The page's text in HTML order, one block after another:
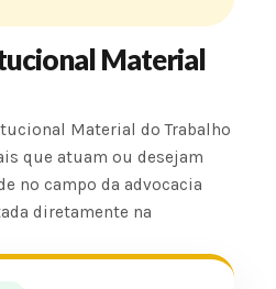
Material
Material do Trabalho
que atuam ou desejam
no campo da advocacia
diretamente na